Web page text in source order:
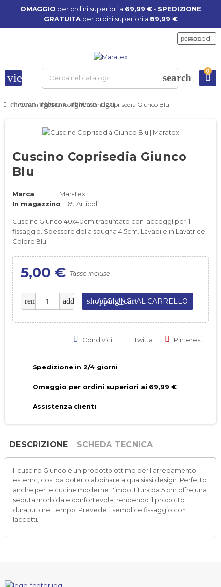
OMAGGIO per ordini superiori a 69,99 €- SPEDIZIONE
GRATUITAper ordini superiori a 89,99 €
view_headline search
person
Accedi
0
chevron_right
Cuscinichevron_right
Giuncochevron_right
Cuscino Coprisedia Giunco Blu
Cuscino Coprisedia Giunco
Blu
Marca
Maratex
In magazzino
69 Articoli
Cuscino Giunco 40x40cm trapuntato con lacceggi per il
fissaggio. Spessore della spugna 4,5cm. Lavabile in Lavatrice.
Colore Blu.
5,00 € Tasse incluse
remove add shopping_cart
AGGIUNGI AL CARRELLO
Condividi Twitta Pinterest
Spedizione in 2/4 giorni
Omaggio per ordini superiori ai 69,99 €
Assistenza clienti
DESCRIZIONE SCHEDA TECNICA
Il cuscino Giunco è un prodotto ottimo per l'arredamento
esterno, cosi da poterlo abbinare a qualsiasi design. Perfetto
anche per le cucine moderne. l'imbottitura da 5 cm offre una
seduta morbida e confortevole, rendendo il prodotto
duraturo nel tempo. Prevede il semplice fissaggio con
laccetti.